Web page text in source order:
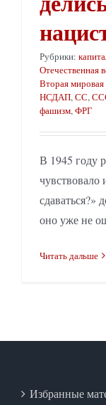
Рубрики:
Отечественная
Вторая мировая
НСДАП,СС,
фашизм,ФРГ
В 1945 году
сдаваться?»
оно уже не
Читать дальше
Избранные